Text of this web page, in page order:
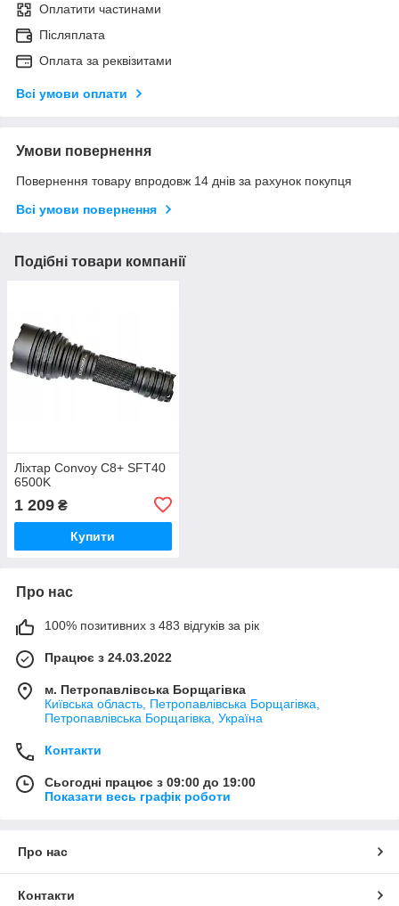
Оплатити частинами
Післяплата
Оплата за реквізитами
Всі умови оплати
Умови повернення
Повернення товару впродовж 14 днів за рахунок покупця
Всі умови повернення
Подібні товари компанії
Ліхтар Convoy C8+ SFT40
6500K
1 209 ₴
Купити
Про нас
100% позитивних з 483 відгуків за рік
Працює з 24.03.2022
м. Петропавлівська Борщагівка
Київська область, Петропавлівська Борщагівка,
Петропавлівська Борщагівка, Україна
Контакти
Сьогодні працює з 09:00 до 19:00
Показати весь графік роботи
Про нас
Контакти